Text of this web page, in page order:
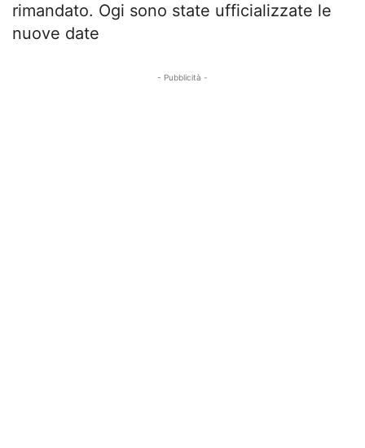
rimandato. Ogi sono state ufficializzate le
nuove date
- Pubblicità -